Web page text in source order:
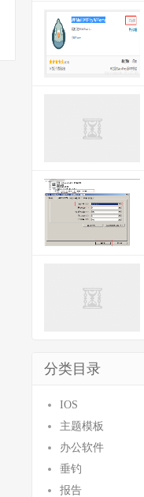
分类目录
IOS
主题模板
办公软件
垂钓
报告